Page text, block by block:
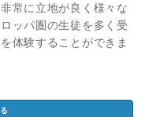
常に立地が良く様々な
ッパ圏の生徒を多く受
体験することができま